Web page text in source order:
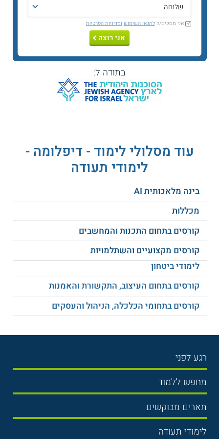
מתכונת הלימוד
שעות אקדמיות. השיעורים כוללים הרצאות עיוניות פרונטליות,
פתרון מבחנים ותרגולים מעשיים של מיומנויות העבודה בחישוב
השכר.
רוצים להתקדם? קראו גם עלקורס חשבי שכר
בכירים
הביטוח הלאומי מעניין אתכם? קראו גם על
הכנת תלושי שכר
דוחות בקרת שכר ביטוח פנסיוני
זיכויים והטבות מס
תוכנות חישוב שכר הכנסות פטורות
קיבוציים
הכנסות חייבות
בבטיחות לאומי
אני מסכים/הלתנאי השימוש ומדיניות הפרטיות
אני רוצה
בתודה ל:
עוד מסלולי לימוד - דיפלומה -
לימודי תעודה
בינה מלאכותית AI
מכללות
קורסים בתחום התכנות והמחשבים
קורסים מקצועיים והשתלמויות
לימודי ביטחון
קורסים בתחום העיצוב, התקשורת והאמנות
קורסים בתחומי הכלכלה, הניהול והעסקים
רגע לפני
בחירת לימודים
תנאי קבלה
שכר לימוד
אוניברסיטה
מחפש ללמוד
תואר ראשון
תואר שני
תארים מבוקשים
משפטים
לימודי תעודה